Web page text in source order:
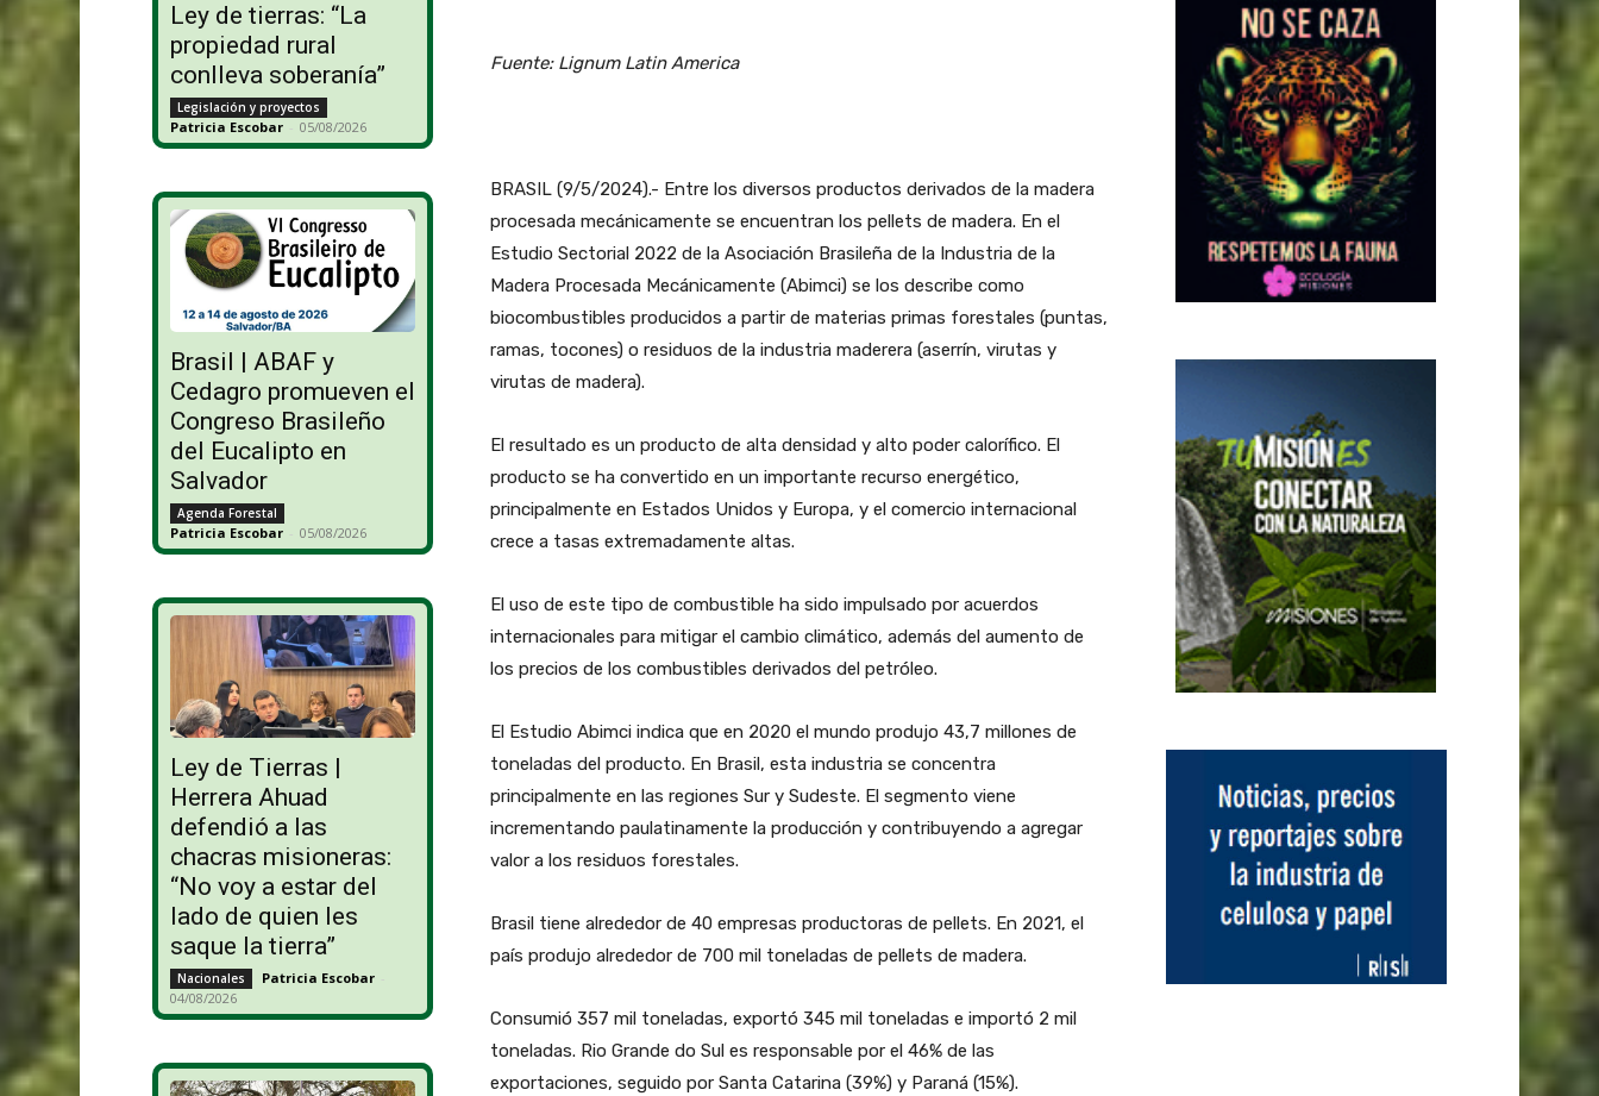
Ley de tierras: “La
propiedad rural
conlleva soberanía”
Legislación y proyectos
Patricia Escobar - 05/08/2026
Brasil | ABAF y
Cedagro promueven el
Congreso Brasileño
del Eucalipto en
Salvador
Agenda Forestal
Patricia Escobar - 05/08/2026
Ley de Tierras |
Herrera Ahuad
defendió a las
chacras misioneras:
“No voy a estar del
lado de quien les
saque la tierra”
Nacionales Patricia Escobar -
04/08/2026
Fuente: Lignum Latin America
BRASIL (9/5/2024).- Entre los diversos productos derivados de la madera
procesada mecánicamente se encuentran los pellets de madera. En el
Estudio Sectorial 2022 de la Asociación Brasileña de la Industria de la
Madera Procesada Mecánicamente (Abimci) se los describe como
biocombustibles producidos a partir de materias primas forestales (puntas,
ramas, tocones) o residuos de la industria maderera (aserrín, virutas y
virutas de madera).
El resultado es un producto de alta densidad y alto poder calorífico. El
producto se ha convertido en un importante recurso energético,
principalmente en Estados Unidos y Europa, y el comercio internacional
crece a tasas extremadamente altas.
El uso de este tipo de combustible ha sido impulsado por acuerdos
internacionales para mitigar el cambio climático, además del aumento de
los precios de los combustibles derivados del petróleo.
El Estudio Abimci indica que en 2020 el mundo produjo 43,7 millones de
toneladas del producto. En Brasil, esta industria se concentra
principalmente en las regiones Sur y Sudeste. El segmento viene
incrementando paulatinamente la producción y contribuyendo a agregar
valor a los residuos forestales.
Brasil tiene alrededor de 40 empresas productoras de pellets. En 2021, el
país produjo alrededor de 700 mil toneladas de pellets de madera.
Consumió 357 mil toneladas, exportó 345 mil toneladas e importó 2 mil
toneladas. Rio Grande do Sul es responsable por el 46% de las
exportaciones, seguido por Santa Catarina (39%) y Paraná (15%).